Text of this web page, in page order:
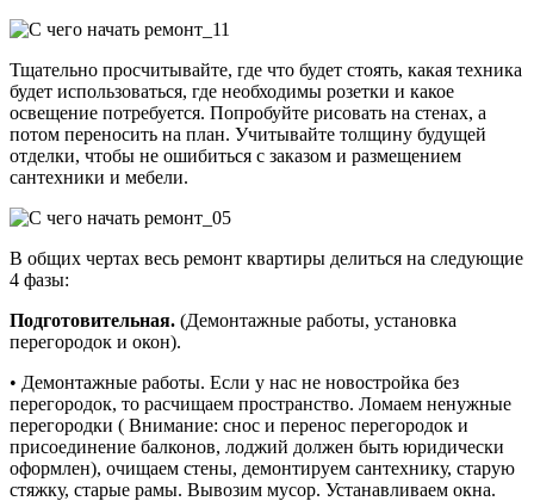
Тщательно просчитывайте, где что будет стоять, какая техника
будет использоваться, где необходимы розетки и какое
освещение потребуется. Попробуйте рисовать на стенах, а
потом переносить на план. Учитывайте толщину будущей
отделки, чтобы не ошибиться с заказом и размещением
сантехники и мебели.
В общих чертах весь ремонт квартиры делиться на следующие
4 фазы:
Подготовительная. (Демонтажные работы, установка
перегородок и окон).
• Демонтажные работы. Если у нас не новостройка без
перегородок, то расчищаем пространство. Ломаем ненужные
перегородки ( Внимание: снос и перенос перегородок и
присоединение балконов, лоджий должен быть юридически
оформлен), очищаем стены, демонтируем сантехнику, старую
стяжку, старые рамы. Вывозим мусор. Устанавливаем окна.